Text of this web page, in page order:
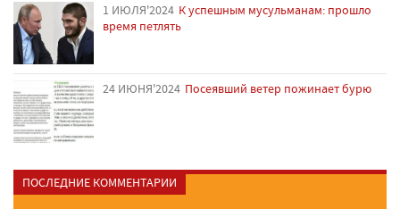
1 ИЮЛЯ'2024 К успешным мусульманам: прошло
время петлять
24 ИЮНЯ'2024 Посеявший ветер пожинает бурю
ПОСЛЕДНИЕ КОММЕНТАРИИ